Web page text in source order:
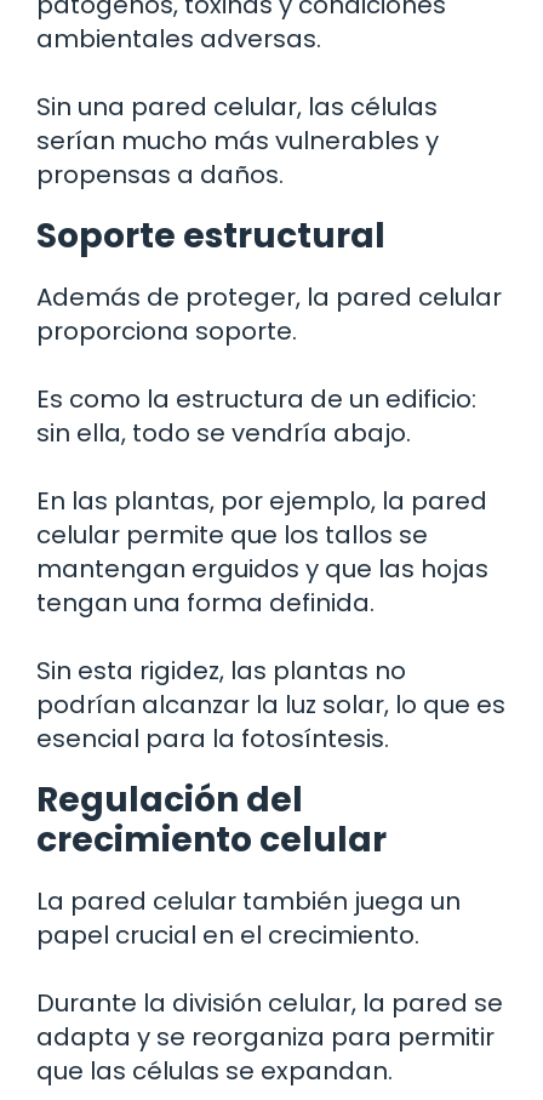
ambientales adversas.
Sin una pared celular, las células
serían mucho más vulnerables y
propensas a daños.
Soporte estructural
Además de proteger, la pared celular
proporciona soporte.
Es como la estructura de un edificio:
sin ella, todo se vendría abajo.
En las plantas, por ejemplo, la pared
celular permite que los tallos se
mantengan erguidos y que las hojas
tengan una forma definida.
Sin esta rigidez, las plantas no
podrían alcanzar la luz solar, lo que es
esencial para la fotosíntesis.
Regulación del
crecimiento celular
La pared celular también juega un
papel crucial en el crecimiento.
Durante la división celular, la pared se
adapta y se reorganiza para permitir
que las células se expandan.